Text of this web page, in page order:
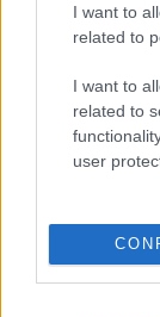
I want to
related to
I want to
related to
user
Crypto:
κλάδος
και